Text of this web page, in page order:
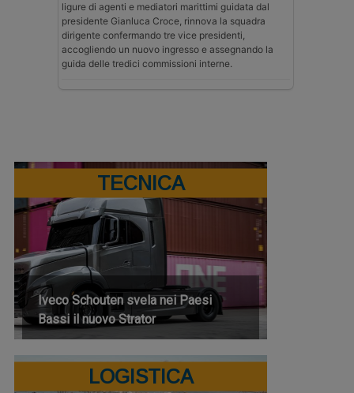
ligure di agenti e mediatori marittimi guidata dal
presidente Gianluca Croce, rinnova la squadra
dirigente confermando tre vice presidenti,
accogliendo un nuovo ingresso e assegnando la
guida delle tredici commissioni interne.
TECNICA
Iveco Schouten svela nei Paesi
Bassi il nuovo Strator
LOGISTICA